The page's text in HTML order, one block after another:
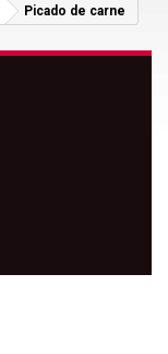
Picado de carne